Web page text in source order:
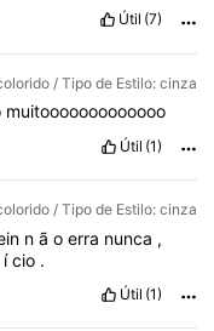
Útil (7)
/ Tipo de Estilo: cinza
muitooooooooooooo
Útil (1)
/ Tipo de Estilo: cinza
nãoerra nunca ,
ício .
Útil (1)